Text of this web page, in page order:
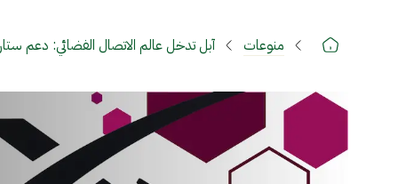
منوعات آبل تدخل عالم الاتصال الفضائي: دعم